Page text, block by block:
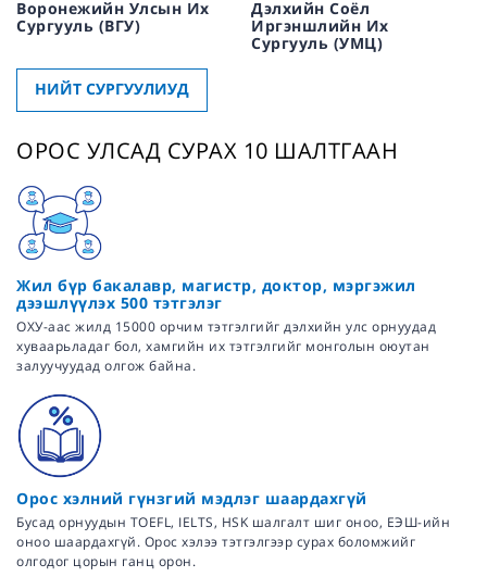
Воронежийн Улсын Их
Сургууль (ВГУ)
Дэлхийн Соёл
Иргэншлийн Их
Сургууль (УМЦ)
НИЙТ СУРГУУЛИУД
ОРОС УЛСАД СУРАХ 10 ШАЛТГААН
Жил бүр бакалавр, магистр, доктор, мэргэжил
дээшлүүлэх 500 тэтгэлэг
ОХУ-аас жилд 15000 орчим тэтгэлгийг дэлхийн улс орнуудад
хуваарьладаг бол, хамгийн их тэтгэлгийг монголын оюутан
залуучуудад олгож байна.
Орос хэлний гүнзгий мэдлэг шаардахгүй
Бусад орнуудын TOEFL, IELTS, HSK шалгалт шиг оноо, ЕЭШ-ийн
оноо шаардахгүй. Орос хэлээ тэтгэлгээр сурах боломжийг
олгодог цорын ганц орон.